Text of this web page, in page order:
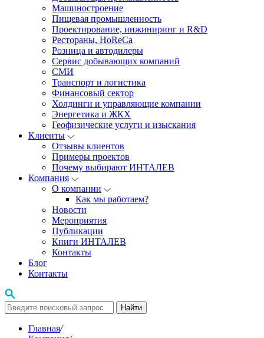
Машиностроение
Пищевая промышленность
Проектирование, инжиниринг и R&D
Рестораны, HoReCa
Розница и автодилеры
Сервис добывающих компаний
СМИ
Транспорт и логистика
Финансовый сектор
Холдинги и управляющие компании
Энергетика и ЖКХ
Геофизические услуги и изыскания
Клиенты
Отзывы клиентов
Примеры проектов
Почему выбирают ИНТАЛЕВ
Компания
О компании
Как мы работаем?
Новости
Мероприятия
Публикации
Книги ИНТАЛЕВ
Контакты
Блог
Контакты
Найти
Главная/